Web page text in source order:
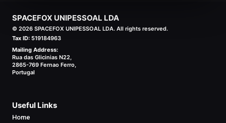
SPACEFOX UNIPESSOAL LDA
© 2026 SPACEFOX UNIPESSOAL LDA. All rights reserved.
Tax ID: 519184963
Mailing Address:
Rua das Glicinias N22,
2865-769 Fernao Ferro,
Portugal
Useful Links
Home